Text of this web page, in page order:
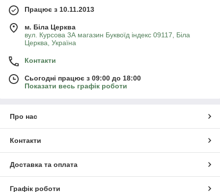
Працює з 10.11.2013
м. Біла Церква
вул. Курсова 3А магазин Буквоїд індекс 09117, Біла
Церква, Україна
Контакти
Сьогодні працює з 09:00 до 18:00
Показати весь графік роботи
Про нас
Контакти
Доставка та оплата
Графік роботи